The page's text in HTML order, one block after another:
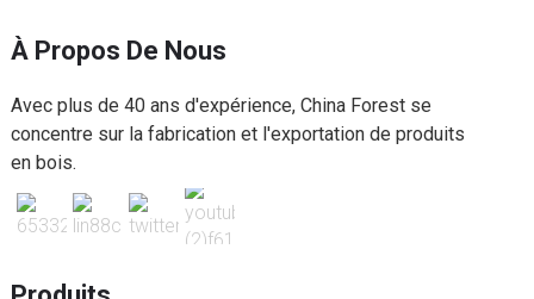
À Propos De Nous
Avec plus de 40 ans d'expérience, China Forest se
concentre sur la fabrication et l'exportation de produits
en bois.